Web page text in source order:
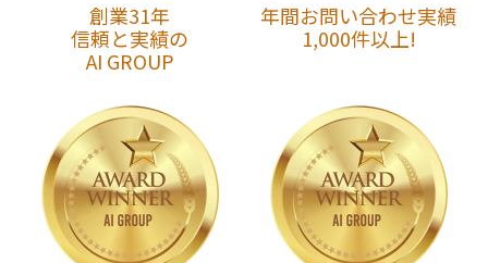
創業31年
信頼と実績の
AI GROUP
年間お問い合わせ実績
1,000件以上!